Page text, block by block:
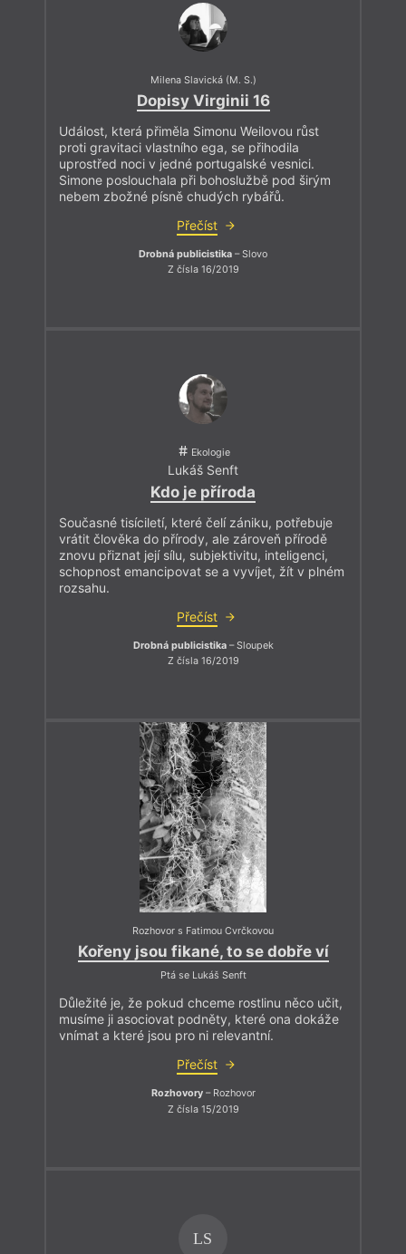
Milena Slavická (M. S.)
Dopisy Virginii 16
Událost, která přiměla Simonu Weilovou růst
proti gravitaci vlastního ega, se přihodila
uprostřed noci v jedné portugalské vesnici.
Simone poslouchala při bohoslužbě pod širým
nebem zbožné písně chudých rybářů.
Přečíst
Drobná publicistika – Slovo
Z čísla 16/2019
Ekologie
Lukáš Senft
Kdo je příroda
Současné tisíciletí, které čelí zániku, potřebuje
vrátit člověka do přírody, ale zároveň přírodě
znovu přiznat její sílu, subjektivitu, inteligenci,
schopnost emancipovat se a vyvíjet, žít v plném
rozsahu.
Přečíst
Drobná publicistika– Sloupek
Z čísla 16/2019
Rozhovor s Fatimou Cvrčkovou
Kořeny jsou fikané, to se dobře ví
Ptá se Lukáš Senft
Důležité je, že pokud chceme rostlinu něco učit,
musíme ji asociovat podněty, které ona dokáže
vnímat a které jsou pro ni relevantní.
Přečíst
Rozhovory– Rozhovor
Z čísla 15/2019
LS